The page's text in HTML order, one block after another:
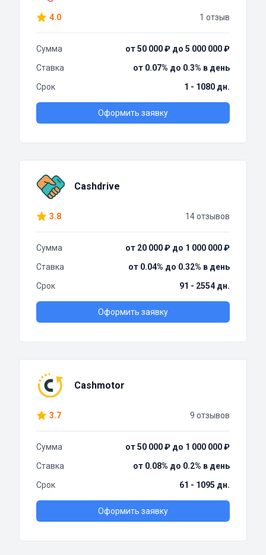
4.0 1 отзыв
Сумма
от 50 000 ₽ до 5 000 000 ₽
Ставка
от 0.07% до 0.3% в день
Срок
1 - 1080 дн.
Оформить заявку
Cashdrive
3.8 14 отзывов
Сумма
от 20 000 ₽ до 1 000 000 ₽
Ставка
от 0.04% до 0.32% в день
Срок
91 - 2554 дн.
Оформить заявку
Cashmotor
3.7 9 отзывов
Сумма
от 50 000 ₽ до 1 000 000 ₽
Ставка
от 0.08% до 0.2% в день
Срок
61 - 1095 дн.
Оформить заявку